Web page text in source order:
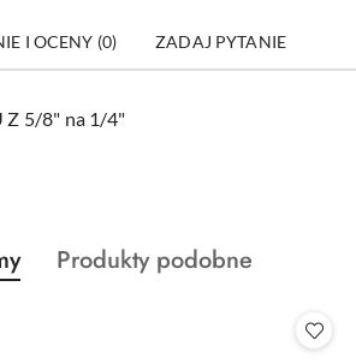
I OCENY (0) ZADAJ PYTANIE
Z 5/8" na 1/4"
produktów
Produkty
Produkty podobne